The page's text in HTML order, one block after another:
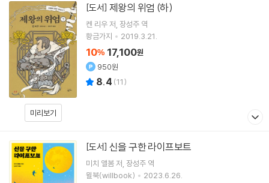
미리보기
[도서] 제왕의 위엄 (하)
켄 리우저 장성주 역
황금가지
2019.3.21.
10% 17,100원
950원
8.4 (11)
[도서] 신을 구한 라이프보트
미치 앨봄저 장성주 역
윌북(willbook)
2023.6.26.